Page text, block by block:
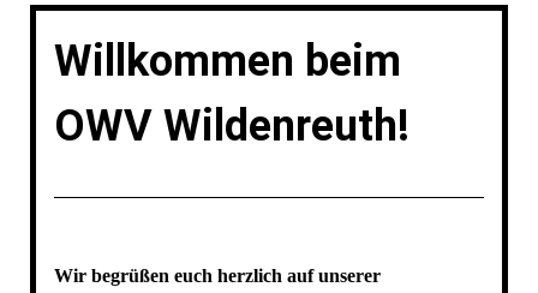
Willkommen beim
OWV Wildenreuth!
Wir begrüßen euch herzlich auf unserer